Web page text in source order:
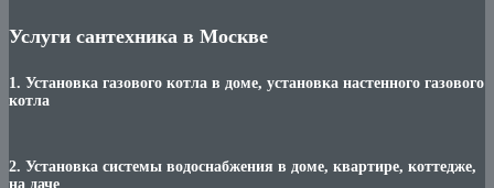
Услуги сантехника в Москве
1. Установка газового котла в доме, установка настенного газового
котла
2. Установка системы водоснабжения в доме, квартире, коттедже,
на даче